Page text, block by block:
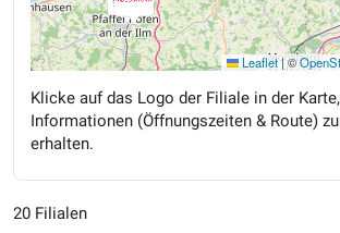
Leaflet|©
Klicke auf das Logo der Filiale in der
Informationen (Öffnungszeiten & Route)
erhalten.
20 Filialen